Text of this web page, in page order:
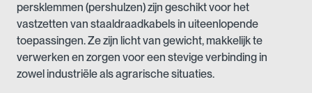
persklemmen (pershulzen) zijn geschikt voor het
vastzetten van staaldraadkabels in uiteenlopende
toepassingen. Ze zijn licht van gewicht, makkelijk te
verwerken en zorgen voor een stevige verbinding in
zowel industriële als agrarische situaties.